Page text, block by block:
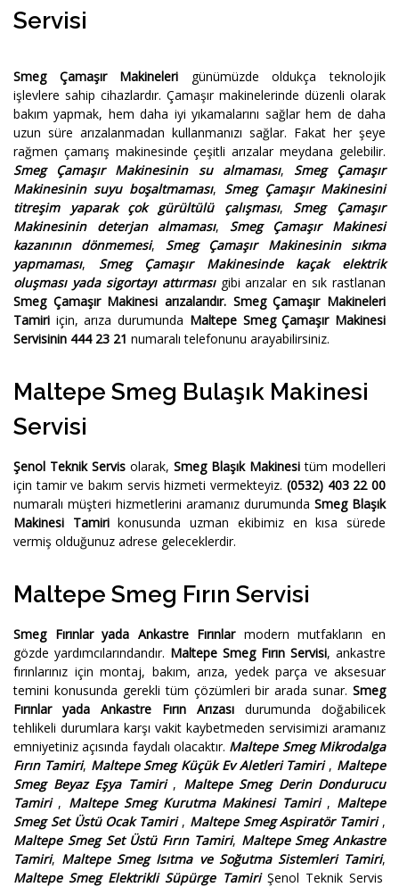
Servisi
Smeg Çamaşır Makineleri günümüzde oldukça teknolojik
işlevlere sahip cihazlardır. Çamaşır makinelerinde düzenli olarak
bakım yapmak, hem daha iyi yıkamalarını sağlar hem de daha
uzun süre arızalanmadan kullanmanızı sağlar. Fakat her şeye
rağmen çamarış makinesinde çeşitli arızalar meydana gelebilir.
Smeg Çamaşır Makinesinin su almaması, Smeg Çamaşır
Makinesinin suyu boşaltmaması, Smeg Çamaşır Makinesini
titreşim yaparak çok gürültülü çalışması,Smeg Çamaşır
Makinesinin deterjan almaması, Smeg Çamaşır Makinesi
kazanının dönmemesi, Smeg Çamaşır Makinesinin sıkma
yapmaması, Smeg Çamaşır Makinesinde kaçak elektrik
oluşması yada sigortayı attırmasıgibi arızalar en sık rastlanan
Smeg Çamaşır Makinesi arızalarıdır. Smeg Çamaşır Makineleri
Tamiri için, arıza durumunda Maltepe Smeg Çamaşır Makinesi
Servisinin 444 23 21 numaralı telefonunu arayabilirsiniz.
Maltepe Smeg Bulaşık Makinesi
Servisi
Şenol Teknik Servis olarak, Smeg Blaşık Makinesi tüm modelleri
için tamir ve bakım servis hizmeti vermekteyiz. (0532) 403 22 00
numaralı müşteri hizmetlerini aramanız durumunda Smeg Blaşık
Makinesi Tamirikonusunda uzman ekibimiz en kısa sürede
vermiş olduğunuz adrese geleceklerdir.
Maltepe Smeg Fırın Servisi
Smeg Fırınlar yada Ankastre Fırınlarmodern mutfakların en
gözde yardımcılarındandır. Maltepe Smeg Fırın Servisi, ankastre
fırınlarınız için montaj, bakım, arıza, yedek parça ve aksesuar
temini konusunda gerekli tüm çözümleri bir arada sunar. Smeg
Fırınlar yada Ankastre Fırın Arızası durumunda doğabilicek
tehlikeli durumlara karşı vakit kaybetmeden servisimizi aramanız
emniyetiniz açısında faydalı olacaktır. Maltepe Smeg Mikrodalga
Fırın Tamiri, Maltepe Smeg Küçük Ev Aletleri Tamiri , Maltepe
Smeg Beyaz Eşya Tamiri , Maltepe Smeg Derin Dondurucu
Tamiri , Maltepe Smeg Kurutma Makinesi Tamiri , Maltepe
Smeg Set Üstü Ocak Tamiri , Maltepe Smeg Aspiratör Tamiri ,
Maltepe Smeg Set Üstü Fırın Tamiri, Maltepe Smeg Ankastre
Tamiri, Maltepe Smeg Isıtma ve Soğutma Sistemleri Tamiri,
Maltepe Smeg Elektrikli Süpürge TamiriŞenol Teknik Servis